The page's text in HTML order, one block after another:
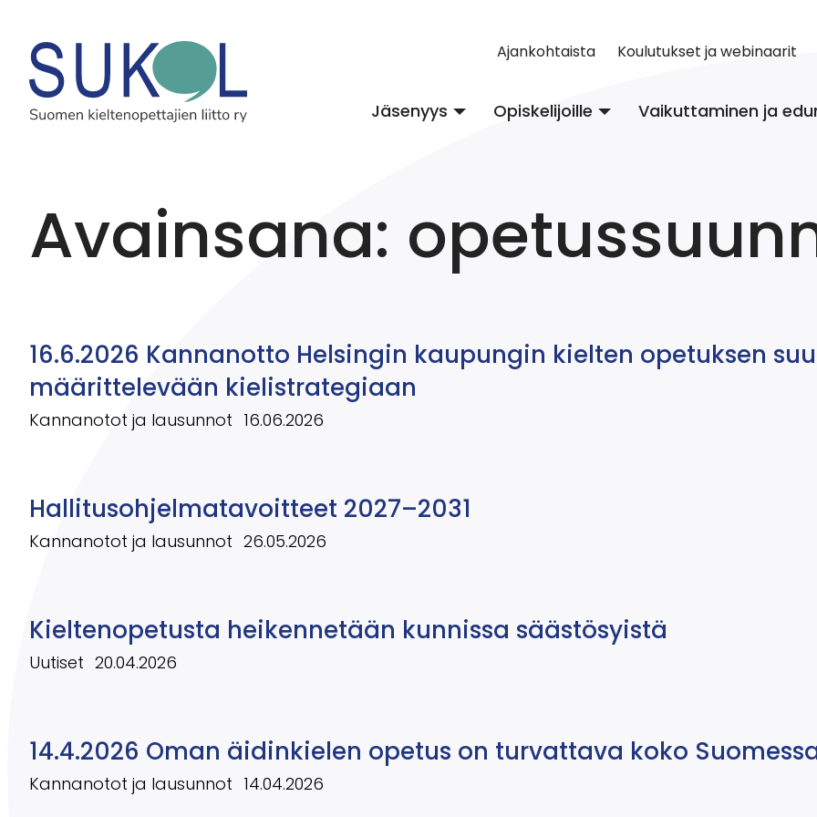
Jäsenyys Opiskelijoille Vaikuttaminen ja
Ajankohtaista Koulutukset ja webinaarit
Avainsana:
16.6.2026 Kannanotto Helsingin kaupungin kielten opetuksen
määrittelevään kielistrategiaan
Kannanotot ja lausunnot 16.06.2026
Hallitusohjelmatavoitteet 2027–2031
Kannanotot ja lausunnot 26.05.2026
Kieltenopetusta heikennetään kunnissa säästösyistä
Uutiset 20.04.2026
14.4.2026 Oman äidinkielen opetus on turvattava koko
Kannanotot ja lausunnot 14.04.2026